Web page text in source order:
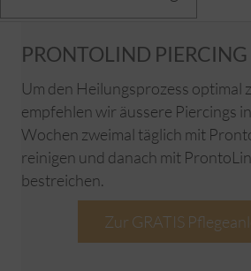
PRONTOLIND PIERCING
Um den Heilungsprozess optimal
empfehlen wir äussere Piercings
Wochen zweimal täglich mit
reinigen und danach mit
bestreichen.
Zur GRATIS